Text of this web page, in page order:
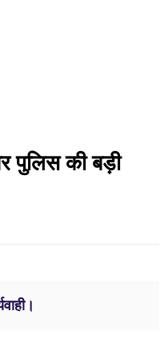
पुलिस की बड़ी